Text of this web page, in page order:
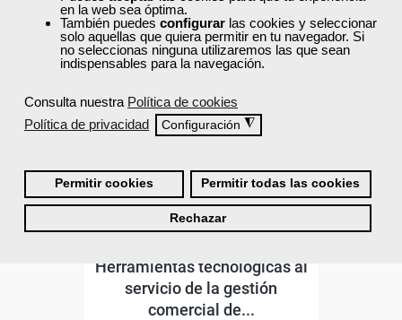
en la web sea óptima.
También puedes configurar las cookies y seleccionar
solo aquellas que quiera permitir en tu navegador. Si
no seleccionas ninguna utilizaremos las que sean
indispensables para la navegación.
Consulta nuestra Política de cookies
Política de privacidad
Configuración ◮
Permitir cookies Permitir todas las cookies
Rechazar
ONLINE
Formación 100%
subvencionada.
Para desempleados,
trabajadores y autónomos
de Madrid.
Cursos Femxa
Herramientas tecnológicas al
servicio de la gestión
comercial de...